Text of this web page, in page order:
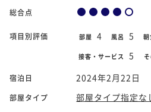
総合点
項目別評価 部屋 4 風呂 5 朝
接客・サービス 5
宿泊日 2024年2月22日
部屋タイプ 部屋タイプ指定な